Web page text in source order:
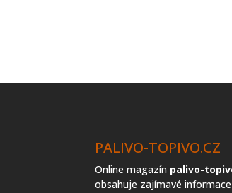
PALIVO-TOPIVO.CZ
Online magazín palivo-
obsahuje zajímavé